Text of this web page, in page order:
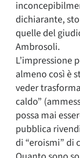
dichiarante,
quelle del
Ambrosoli.
L’impressione
almeno così è
veder
caldo”
possa mai
pubblica
di “eroismi” di